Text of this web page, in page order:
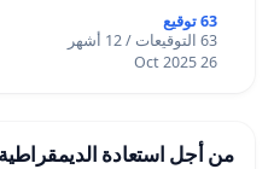
63 توقيع
63 التوقيعات / 12 أشهر
26 Oct 2025
من أجل استعادة